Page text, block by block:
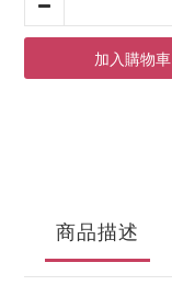
加入購物車
商品描述